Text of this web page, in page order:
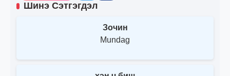
Шинэ Сэтгэгдэл
Зочин
Mundag